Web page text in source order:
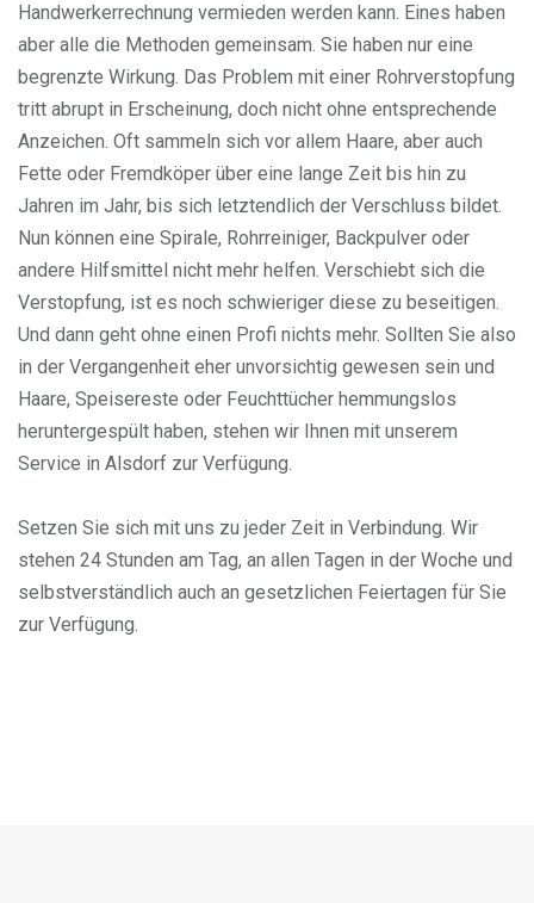
Handwerkerrechnung vermieden werden kann. Eines haben
aber alle die Methoden gemeinsam. Sie haben nur eine
begrenzte Wirkung. Das Problem mit einer Rohrverstopfung
tritt abrupt in Erscheinung, doch nicht ohne entsprechende
Anzeichen. Oft sammeln sich vor allem Haare, aber auch
Fette oder Fremdköper über eine lange Zeit bis hin zu
Jahren im Jahr, bis sich letztendlich der Verschluss bildet.
Nun können eine Spirale, Rohrreiniger, Backpulver oder
andere Hilfsmittel nicht mehr helfen. Verschiebt sich die
Verstopfung, ist es noch schwieriger diese zu beseitigen.
Und dann geht ohne einen Profi nichts mehr. Sollten Sie also
in der Vergangenheit eher unvorsichtig gewesen sein und
Haare, Speisereste oder Feuchttücher hemmungslos
heruntergespült haben, stehen wir Ihnen mit unserem
Service in Alsdorf zur Verfügung.
Setzen Sie sich mit uns zu jeder Zeit in Verbindung. Wir
stehen 24 Stunden am Tag, an allen Tagen in der Woche und
selbstverständlich auch an gesetzlichen Feiertagen für Sie
zur Verfügung.